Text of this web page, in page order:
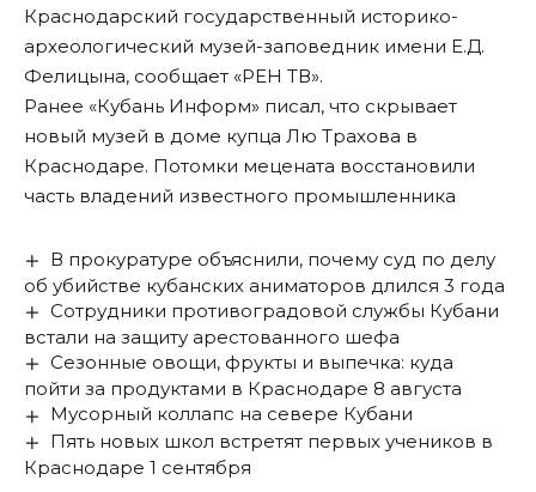
Краснодарский государственный историко-
археологический музей-заповедник имени Е.Д.
Фелицына, сообщает «РЕН ТВ».
Ранее «Кубань Информ» писал, что скрывает
новый музей в доме купца Лю Трахова в
Краснодаре. Потомки мецената восстановили
часть владений известного промышленника
В прокуратуре объяснили, почему суд по делу
об убийстве кубанских аниматоров длился 3 года
Сотрудники противоградовой службы Кубани
встали на защиту арестованного шефа
Сезонные овощи, фрукты и выпечка: куда
пойти за продуктами в Краснодаре 8 августа
Мусорный коллапс на севере Кубани
Пять новых школ встретят первых учеников в
Краснодаре 1 сентября